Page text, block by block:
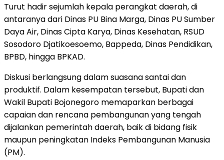
Turut hadir sejumlah kepala perangkat daerah, di
antaranya dari Dinas PU Bina Marga, Dinas PU Sumber
Daya Air, Dinas Cipta Karya, Dinas Kesehatan, RSUD
Sosodoro Djatikoesoemo, Bappeda, Dinas Pendidikan,
BPBD, hingga BPKAD.
Diskusi berlangsung dalam suasana santai dan
produktif. Dalam kesempatan tersebut, Bupati dan
Wakil Bupati Bojonegoro memaparkan berbagai
capaian dan rencana pembangunan yang tengah
dijalankan pemerintah daerah, baik di bidang fisik
maupun peningkatan Indeks Pembangunan Manusia
(PM).